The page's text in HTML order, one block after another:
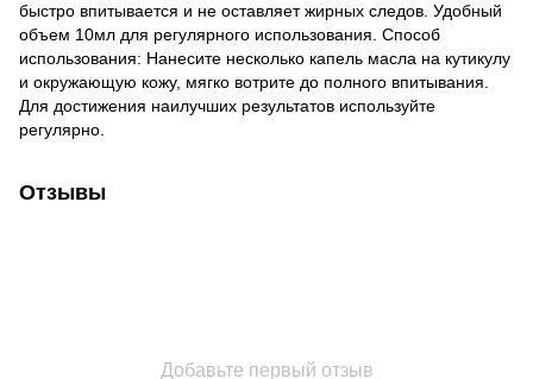
быстро впитывается и не оставляет жирных следов. Удобный
объем 10мл для регулярного использования. Способ
использования: Нанесите несколько капель масла на кутикулу
и окружающую кожу, мягко вотрите до полного впитывания.
Для достижения наилучших результатов используйте
регулярно.
Отзывы
Добавьте первый отзыв